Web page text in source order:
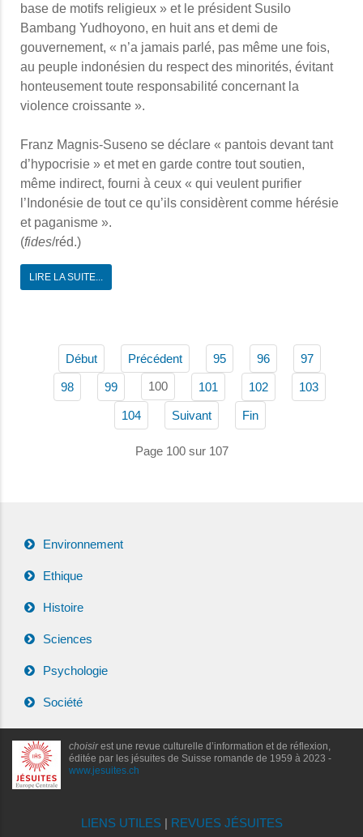
base de motifs religieux » et le président Susilo
Bambang Yudhoyono, en huit ans et demi de
gouvernement, « n’a jamais parlé, pas même une fois,
au peuple indonésien du respect des minorités, évitant
honteusement toute responsabilité concernant la
violence croissante ».
Franz Magnis-Suseno se déclare « pantois devant tant
d’hypocrisie » et met en garde contre tout soutien,
même indirect, fourni à ceux « qui veulent purifier
l’Indonésie de tout ce qu’ils considèrent comme hérésie
et paganisme ».
(fides/réd.)
LIRE LA SUITE...
Début Précédent 95 96 97
98 99 100 101 102 103
104 Suivant Fin
Page 100 sur 107
Environnement
Ethique
Histoire
Sciences
Psychologie
Société
choisirest une revue culturelle d’information et de réflexion,
éditée par les jésuites de Suisse romande de 1959 à 2023 -
www.jesuites.ch
LIENS UTILES| REVUES JÉSUITES